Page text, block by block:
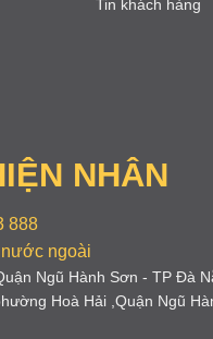
Tin khách hàng
NHÂN
888
ngoài
Ngũ Hành Sơn - TP Đà
Hoà Hải ,Quận Ngũ